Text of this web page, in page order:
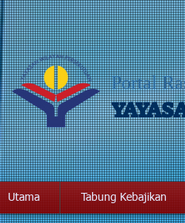
Portal
Utama Tabung Kebajikan